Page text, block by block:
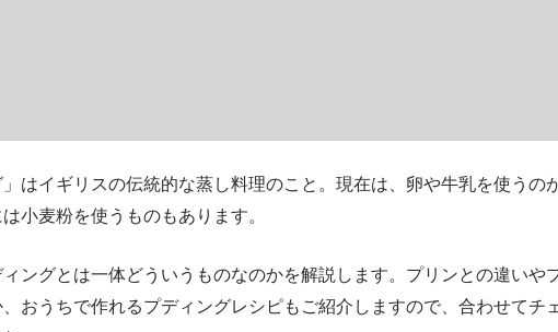
」はイギリスの伝統的な蒸し料理のこと。現在は、卵や牛乳を使うの
小麦粉を使うものもあります。
ングとは一体どういうものなのかを解説します。プリンとの違いや
おうちで作れるプディングレシピもご紹介しますので、合わせてチ